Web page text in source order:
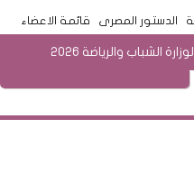
الدستور المصرى قائمة الاعضاء
والرياضة 2026